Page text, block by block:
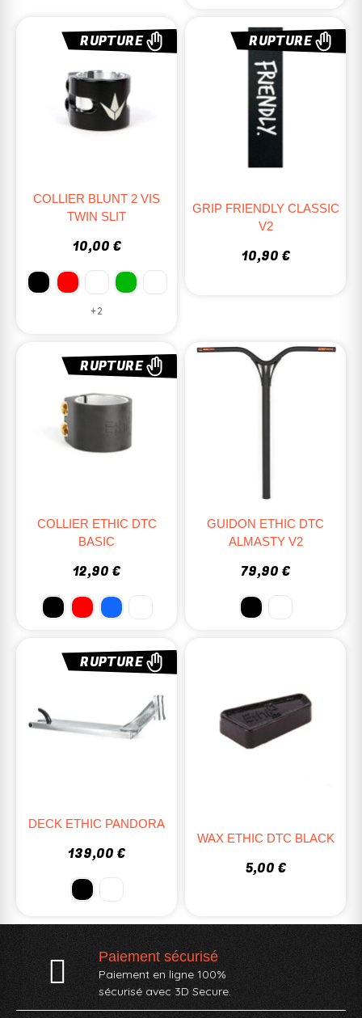
RUPTURE
COLLIER BLUNT 2 VIS
TWIN SLIT
10,00 €
+2
RUPTURE
GRIP FRIENDLY CLASSIC
V2
10,90 €
RUPTURE
COLLIER ETHIC DTC
BASIC
12,90 €
GUIDON ETHIC DTC
ALMASTY V2
79,90 €
RUPTURE
DECK ETHIC PANDORA
139,00 €
WAX ETHIC DTC BLACK
5,00 €
Paiement sécurisé
Paiement en ligne 100%
sécurisé avec 3D Secure.